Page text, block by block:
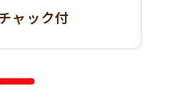
ャック付